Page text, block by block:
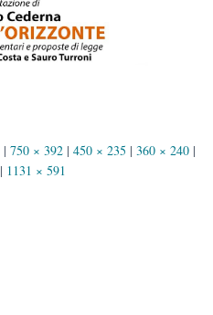
| 750 × 392 | 450 × 235 | 360 × 240 |
| 1131 × 591